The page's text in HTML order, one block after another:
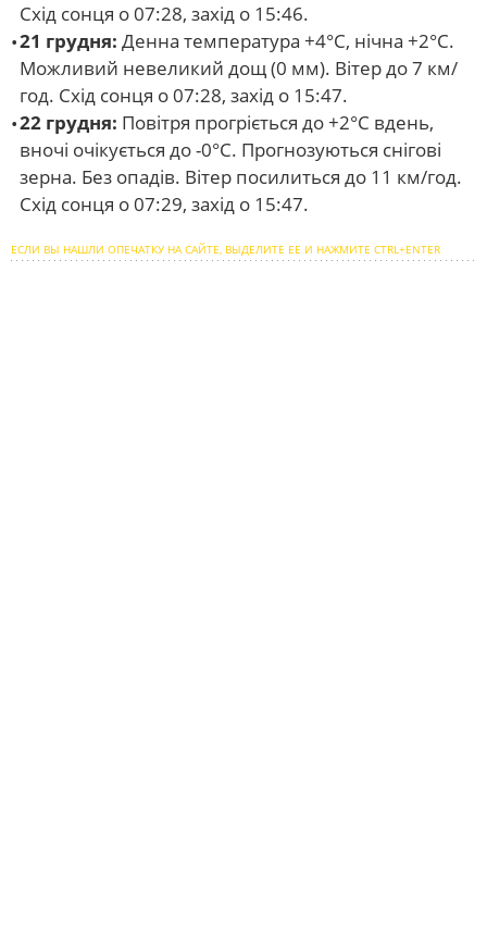
Схід сонця о 07:28, захід о 15:46.
21 грудня: Денна температура +4°С, нічна +2°С.
Можливий невеликий дощ (0 мм). Вітер до 7 км/
год. Схід сонця о 07:28, захід о 15:47.
22 грудня: Повітря прогріється до +2°С вдень,
вночі очікується до -0°С. Прогнозуються снігові
зерна. Без опадів. Вітер посилиться до 11 км/год.
Схід сонця о 07:29, захід о 15:47.
ЕСЛИ ВЫ НАШЛИ ОПЕЧАТКУ НА САЙТЕ, ВЫДЕЛИТЕ ЕЕ И НАЖМИТЕ CTRL+ENTER